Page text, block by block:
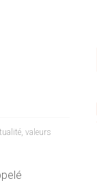
, valeurs